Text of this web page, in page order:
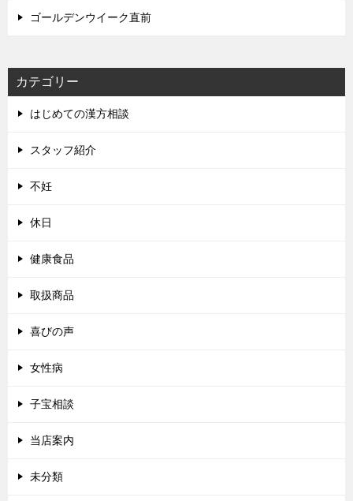
ゴールデンウイーク直前
カテゴリー
はじめての漢方相談
スタッフ紹介
不妊
休日
健康食品
取扱商品
喜びの声
女性病
子宝相談
当店案内
未分類